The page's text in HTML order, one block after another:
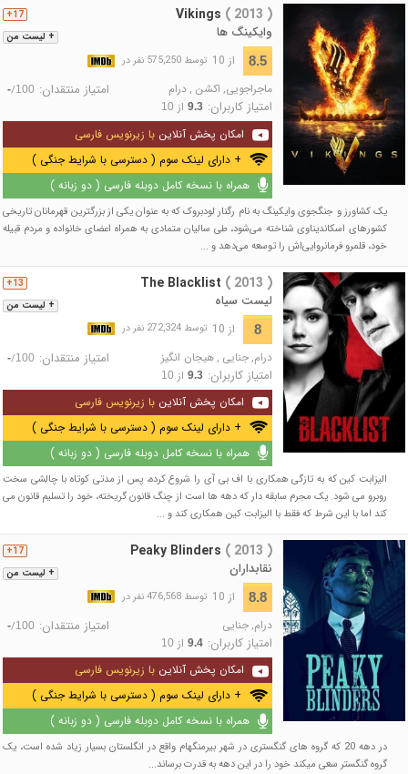
+ لیست من
17+ Vikings ( 2013 )
وایکینگ ها
8.5 از 10 توسط 575,250 نفر در
ماجراجویی, اکشن ,درام امتیاز منتقدان: -/100
امتیاز کاربران: 9.3از 10
امکان پخش آنلاین با زیرنویس فارسی
+ دارای لینک سوم ( دسترسی با شرایط جنگی )
همراه با نسخه کامل دوبله فارسی ( دو زبانه )
یک کشاورز و جنگجوی وایکینگ به نام رگنار لودبروک که به عنوان یکی از بزرگترین قهرمانان تاریخی
کشورهای اسکاندیناوی شناخته می‌شود، طی سالیان متمادی به همراه اعضای خانواده و مردم قبیله
خود، قلمرو فرمانروایی‌اش را توسعه می‌دهد و ...
+ لیست من
13+ The Blacklist ( 2013 )
لیست سیاه
8 از 10 توسط 272,324 نفر در
درام, جنایی , هیجان انگیز امتیاز منتقدان: -/100
امتیاز کاربران: 9.3از 10
امکان پخش آنلاین با زیرنویس فارسی
+ دارای لینک سوم ( دسترسی با شرایط جنگی )
همراه با نسخه کامل دوبله فارسی ( دو زبانه )
الیزابت کین که به تازگی همکاری با اف بی آی را شروع کرده، پس از مدتی کوتاه با چالشی سخت
روبرو می شود. یک مجرم سابقه دار که دهه ها است از چنگ قانون گریخته، خود را تسلیم قانون می
کند اما با این شرط که فقط با الیزابت کین همکاری کند و ...
+ لیست من
17+ Peaky Blinders ( 2013 )
نقابداران
8.8 از 10 توسط 476,568 نفر در
درام,جنایی امتیاز منتقدان: -/100
امتیاز کاربران: 9.4از 10
امکان پخش آنلاین با زیرنویس فارسی
+ دارای لینک سوم ( دسترسی با شرایط جنگی )
همراه با نسخه کامل دوبله فارسی ( دو زبانه )
در دهه 20 که گروه های گنگستری در شهر بیرمنگهام واقع در انگلستان بسیار زیاد شده است، یک
گروه گنگستر سعی میکند خود را در این دهه به قدرت برساند...